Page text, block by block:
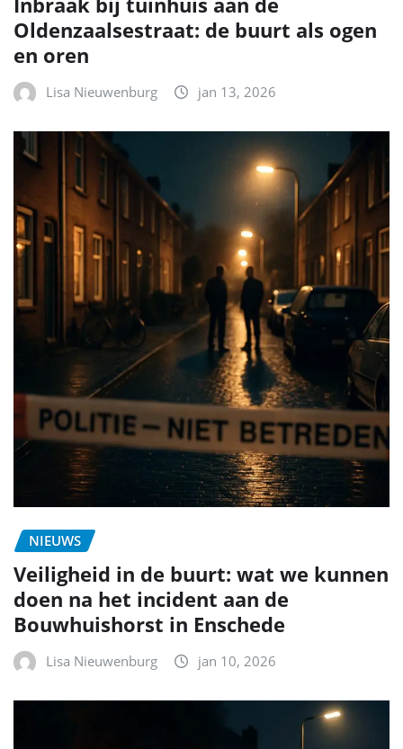
Oldenzaalsestraat: de buurt als ogen
en oren
Lisa Nieuwenburg jan 13, 2026
NIEUWS
Veiligheid in de buurt: wat we kunnen
doen na het incident aan de
Bouwhuishorst in Enschede
Lisa Nieuwenburg jan 10, 2026